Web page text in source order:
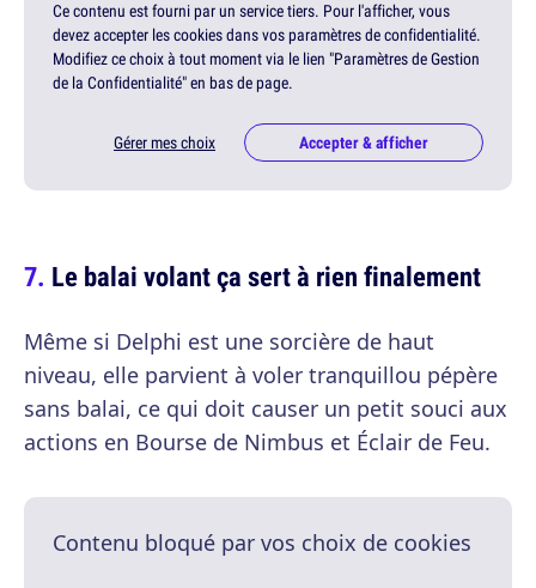
Ce contenu est fourni par un service tiers. Pour l'afficher, vous
devez accepter les cookies dans vos paramètres de confidentialité.
Modifiez ce choix à tout moment via le lien "Paramètres de Gestion
de la Confidentialité" en bas de page.
Gérer mes choix Accepter & afficher
Le balai volant ça sert à rien finalement
Même si Delphi est une sorcière de haut
niveau, elle parvient à voler tranquillou pépère
sans balai, ce qui doit causer un petit souci aux
actions en Bourse de Nimbus et Éclair de Feu.
Contenu bloqué par vos choix de cookies